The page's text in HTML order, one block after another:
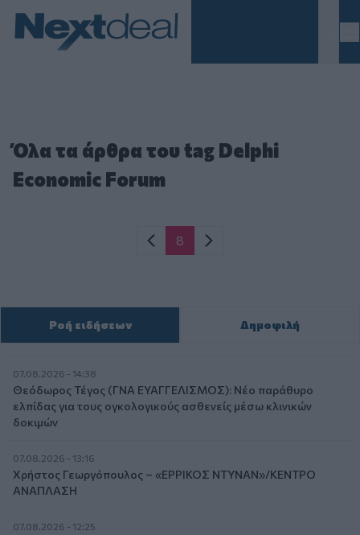
Όλα τα άρθρα του tag Delphi
Economic Forum
Σελιδοποίηση
Προηγούμενη σελίδα
Current page
8 Next page
Ροή ειδήσεων Δημοφιλή
07.08.2026 - 14:38
Θεόδωρος Τέγος (ΓΝΑ ΕΥΑΓΓΕΛΙΣΜΟΣ): Νέο παράθυρο
ελπίδας για τους ογκολογικούς ασθενείς μέσω κλινικών
δοκιμών
07.08.2026 - 13:16
Χρήστος Γεωργόπουλος – «ΕΡΡΙΚΟΣ ΝΤΥΝΑΝ»/ΚΕΝΤΡΟ
ΑΝΑΠΛΑΣΗ
07.08.2026 - 12:25